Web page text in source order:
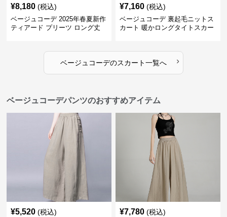
¥8,180 (税込)
ベージュコーデ 2025年春夏新作
ティアード プリーツ ロング丈
¥7,160 (税込)
ベージュコーデ 裏起毛ニットス
カート 暖かロングタイトスカー
ベージュコーデのスカート一覧へ ›
ベージュコーデパンツのおすすめアイテム
¥5,520 (税込) ¥7,780 (税込)